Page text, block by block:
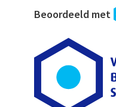
Beoordeeld met